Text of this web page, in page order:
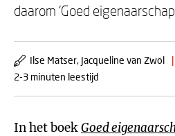
daarom ‘Goed
Ilse Matser, Jacqueline van Zwol |
2-3 minuten leestijd
In het boekGoed